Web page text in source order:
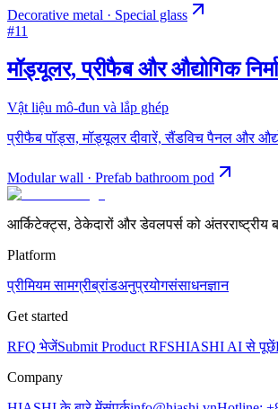
Decorative metal · Special glass
#11
मॉड्यूलर, प्रीफैब और औद्योगिक
Vật liệu mô-đun và lắp ghép
प्रीफैब पॉड्स, मॉड्यूलर दीवारें, सैंडविच पैनल और
Modular wall · Prefab bathroom pod
आर्किटेक्ट्स, ठेकेदारों और डेवलपर्स को अंतरराष्ट्रीय
Platform
प्रीमियम सामग्रीब्रांडअनुप्रयोगसंसाधनज्ञान
Get started
RFQ भेजेंSubmit Product RFSHIASHI AI से पूछें
Company